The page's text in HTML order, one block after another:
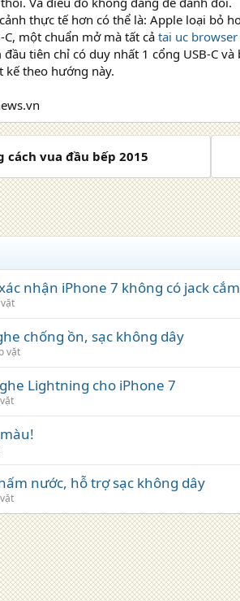
thực tế hơn có thể là: Apple loại bỏ
C, một chuẩn mở mà tất cả tai uc
đầu tiên chỉ có duy nhất 1 cổng USB-C
kế theo hướng này.
cách vua đầu bếp 2015
nhận iPhone 7 không có jack
chống ồn, sạc không dây
vặt
Lightning cho iPhone 7
nước, hỗ trợ sạc không dây